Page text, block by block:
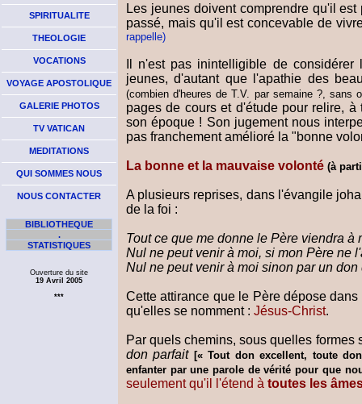
SPIRITUALITE
THEOLOGIE
VOCATIONS
VOYAGE APOSTOLIQUE
GALERIE PHOTOS
TV VATICAN
MEDITATIONS
QUI SOMMES NOUS
NOUS CONTACTER
BIBLIOTHEQUE
.
STATISTIQUES
Ouverture du site
19 Avril 2005
***
Les jeunes doivent comprendre qu'il
passé, mais qu'il est concevable de
rappelle)
Il n'est pas inintelligible de
jeunes, d'autant que l'apathie des
(combien d'heures de T.V. par semaine ?, sans
pages de cours et d'étude pour relire,
son époque ! Son jugement nous
pas franchement amélioré la "bonne
La bonne et la mauvaise volonté (à
A plusieurs reprises, dans l'évangile
de la foi :
Tout ce que me donne le Père viendra à
Nul ne peut venir à moi, si mon Père ne
Nul ne peut venir à moi sinon par un don
Cette attirance que le Père dépose
qu'elles se nomment : Jésus-Christ.
Par quels chemins, sous quelles
don parfait [« Tout don excellent, toute
enfanter par une parole de vérité pour que
seulement qu'il l'étend à toutes les